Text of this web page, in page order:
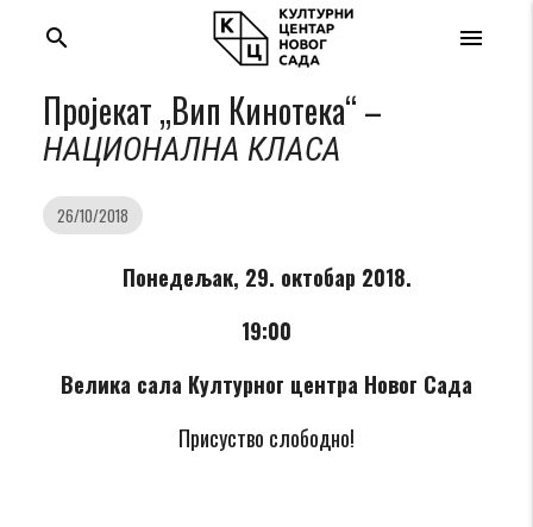
menu
search
Пројекат „Вип Кинотека“ –
НАЦИОНАЛНА КЛАСА
26/10/2018
Понедељак, 29. октобар 2018.
19:00
Велика сала Културног центра Новог Сада
Присуство слободно!